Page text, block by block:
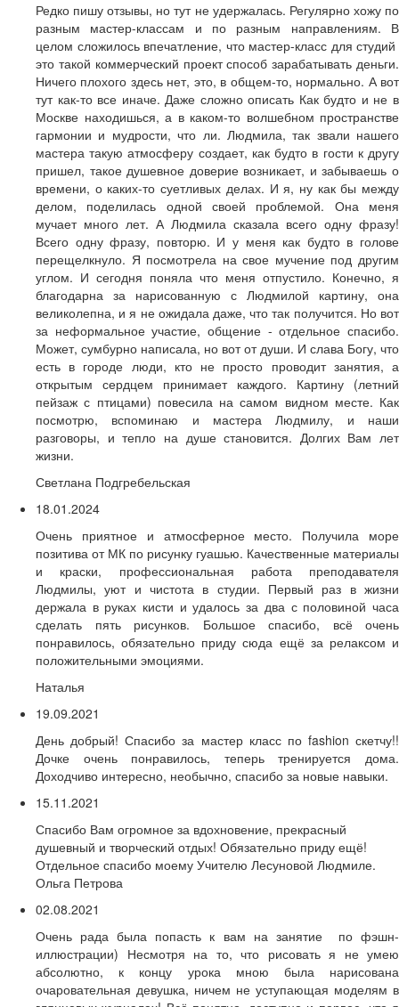
Редко пишу отзывы, но тут не удержалась. Регулярно хожу по
разным мастер-классам и по разным направлениям. В
целом сложилось впечатление, что мастер-класс для студий
это такой коммерческий проект способ зарабатывать деньги.
Ничего плохого здесь нет, это, в общем-то, нормально. А вот
тут как-то все иначе. Даже сложно описать Как будто и не в
Москве находишься, а в каком-то волшебном пространстве
гармонии и мудрости, что ли. Людмила, так звали нашего
мастера такую атмосферу создает, как будто в гости к другу
пришел, такое душевное доверие возникает, и забываешь о
времени, о каких-то суетливых делах. И я, ну как бы между
делом, поделилась одной своей проблемой. Она меня
мучает много лет. А Людмила сказала всего одну фразу!
Всего одну фразу, повторю. И у меня как будто в голове
перещелкнуло. Я посмотрела на свое мучение под другим
углом. И сегодня поняла что меня отпустило. Конечно, я
благодарна за нарисованную с Людмилой картину, она
великолепна, и я не ожидала даже, что так получится. Но вот
за неформальное участие, общение - отдельное спасибо.
Может, сумбурно написала, но вот от души. И слава Богу, что
есть в городе люди, кто не просто проводит занятия, а
открытым сердцем принимает каждого. Картину (летний
пейзаж с птицами) повесила на самом видном месте. Как
посмотрю, вспоминаю и мастера Людмилу, и наши
разговоры, и тепло на душе становится. Долгих Вам лет
жизни.
Светлана Подгребельская
18.01.2024
Очень приятное и атмосферное место. Получила море
позитива от МК по рисунку гуашью. Качественные материалы
и краски, профессиональная работа преподавателя
Людмилы, уют и чистота в студии. Первый раз в жизни
держала в руках кисти и удалось за два с половиной часа
сделать пять рисунков. Большое спасибо, всё очень
понравилось, обязательно приду сюда ещё за релаксом и
положительными эмоциями.
Наталья
19.09.2021
День добрый! Спасибо за мастер класс по fashion скетчу!!
Дочке очень понравилось, теперь тренируется дома.
Доходчиво интересно, необычно, спасибо за новые навыки.
15.11.2021
Спасибо Вам огромное за вдохновение, прекрасный
душевный и творческий отдых! Обязательно приду ещё!
Отдельное спасибо моему Учителю Лесуновой Людмиле.
Ольга Петрова
02.08.2021
Очень рада была попасть к вам на занятие по фэшн-
иллюстрации) Несмотря на то, что рисовать я не умею
абсолютно, к концу урока мною была нарисована
очаровательная девушка, ничем не уступающая моделям в